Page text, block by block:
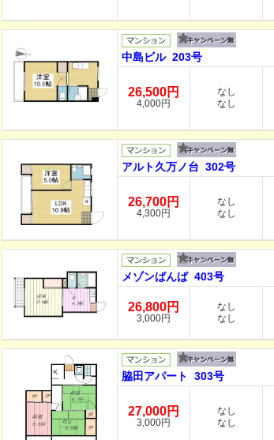
中島ビル 203号
26,500円
4,000円
なし
なし
アルト久万ノ台 302号
26,700円
4,300円
なし
なし
メゾンばんば 403号
26,800円
3,000円
なし
なし
脇田アパート 303号
27,000円
3,000円
なし
なし